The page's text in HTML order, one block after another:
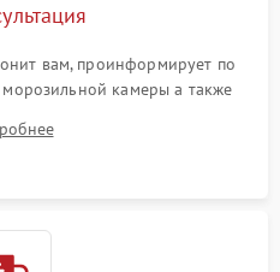
вам, проинформирует по
камеры а также